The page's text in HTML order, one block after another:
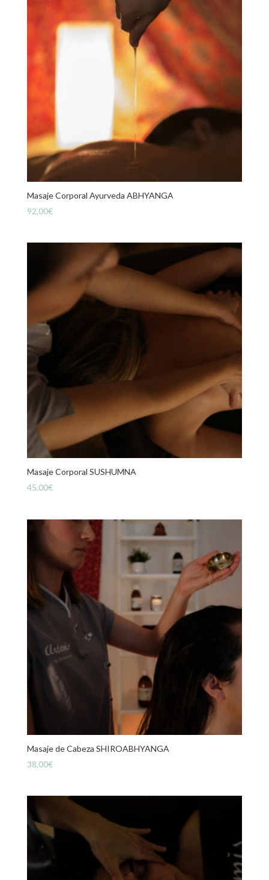
Masaje Corporal Ayurveda ABHYANGA
92,00€
Masaje Corporal SUSHUMNA
45,00€
Masaje de Cabeza SHIROABHYANGA
38,00€